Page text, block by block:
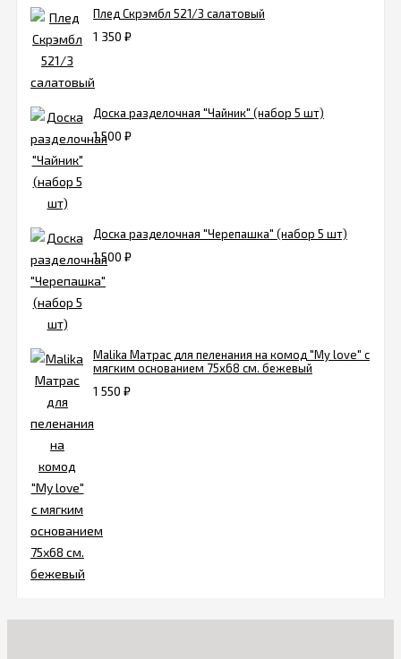
Плед Скрэмбл 521/3 салатовый
1 350 ₽
Доска разделочная "Чайник" (набор 5 шт)
1 500 ₽
Доска разделочная "Черепашка" (набор 5 шт)
1 500 ₽
Malika Матрас для пеленания на комод "My love" с
мягким основанием 75х68 см. бежевый
1 550 ₽